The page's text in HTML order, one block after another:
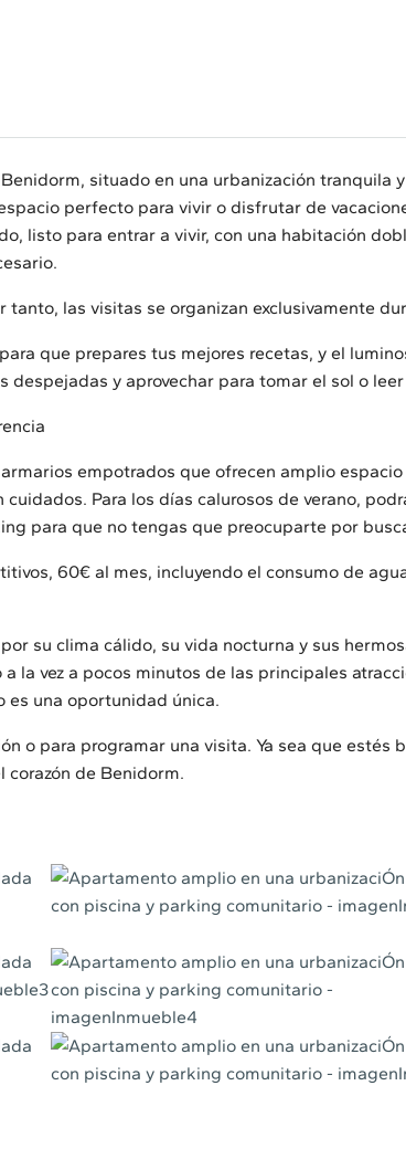
situado en una urbanización tranquila
perfecto para vivir o disfrutar de
listo para entrar a vivir, con una habitación
las visitas se organizan exclusivamente
que prepares tus mejores recetas, y el
y aprovechar para tomar el sol o
empotrados que ofrecen amplio
Para los días calurosos de verano,
para que no tengas que preocuparte por
60€ al mes, incluyendo el consumo de
su clima cálido, su vida nocturna y sus
la vez a pocos minutos de las principales
una oportunidad única.
o para programar una visita. Ya sea que estés
corazón de Benidorm.